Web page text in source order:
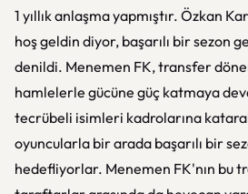
1 yıllık anlaşma yapmıştır. Özkan
hoş geldin diyor, başarılı bir sezon
denildi. Menemen FK, transfer
hamlelerle gücüne güç katmaya
tecrübeli isimleri kadrolarına
oyuncularla bir arada başarılı bir
hedefliyorlar. Menemen FK'nın bu